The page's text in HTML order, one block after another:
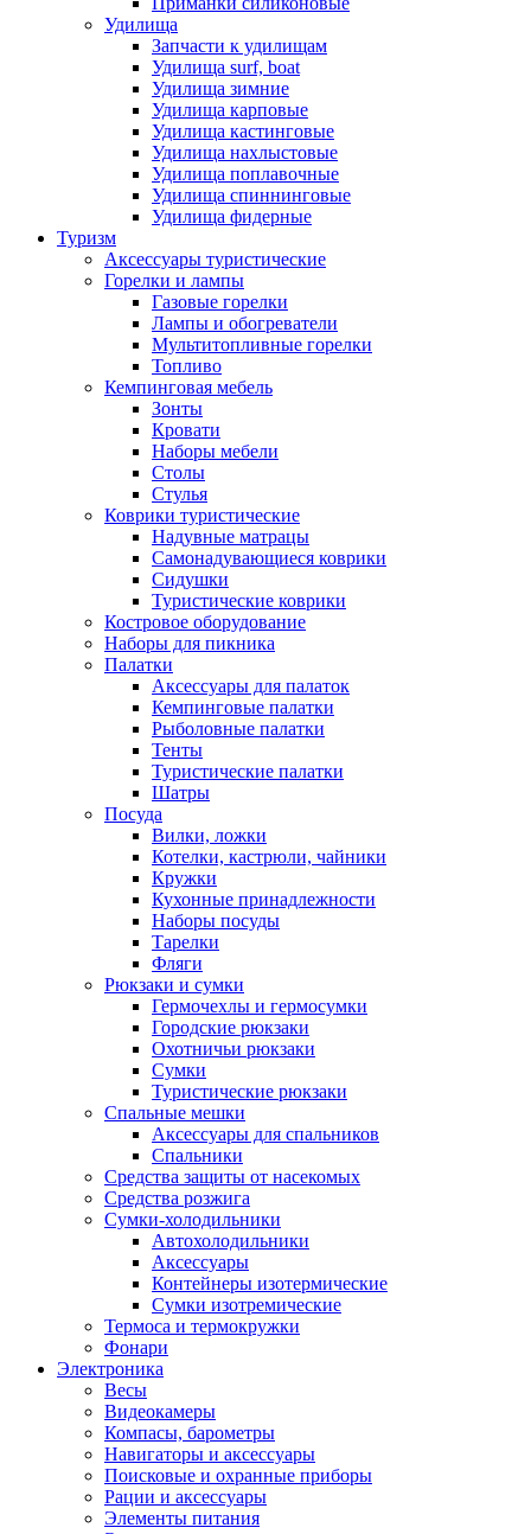
Удилища
Запчасти к удилищам
Удилища surf, boat
Удилища зимние
Удилища карповые
Удилища кастинговые
Удилища нахлыстовые
Удилища поплавочные
Удилища спиннинговые
Удилища фидерные
Туризм
Аксессуары туристические
Горелки и лампы
Газовые горелки
Лампы и обогреватели
Мультитопливные горелки
Топливо
Кемпинговая мебель
Зонты
Кровати
Наборы мебели
Столы
Стулья
Коврики туристические
Надувные матрацы
Самонадувающиеся коврики
Сидушки
Туристические коврики
Костровое оборудование
Наборы для пикника
Палатки
Аксессуары для палаток
Кемпинговые палатки
Рыболовные палатки
Тенты
Туристические палатки
Шатры
Посуда
Вилки, ложки
Котелки, кастрюли, чайники
Кружки
Кухонные принадлежности
Наборы посуды
Тарелки
Фляги
Рюкзаки и сумки
Гермочехлы и гермосумки
Городские рюкзаки
Охотничьи рюкзаки
Сумки
Туристические рюкзаки
Спальные мешки
Аксессуары для спальников
Спальники
Средства защиты от насекомых
Средства розжига
Сумки-холодильники
Автохолодильники
Аксессуары
Контейнеры изотермические
Сумки изотремические
Термоса и термокружки
Фонари
Электроника
Весы
Видеокамеры
Компасы, барометры
Навигаторы и аксессуары
Поисковые и охранные приборы
Рации и аксессуары
Элементы питания